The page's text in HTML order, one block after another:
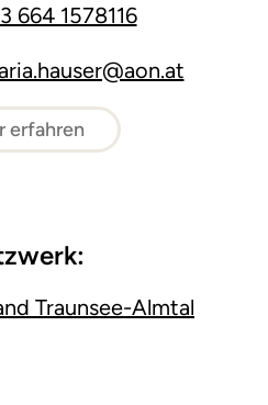
664 1578116
erfahren
Traunsee-Almtal